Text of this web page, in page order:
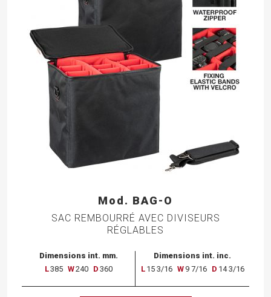
Mod. BAG-O
SAC REMBOURRÉ AVEC DIVISEURS
RÉGLABLES
Dimensions int. mm.
L385 W240 D 360
Dimensions int. inc.
L 15 3/16 W 9 7/16 D 14 3/16